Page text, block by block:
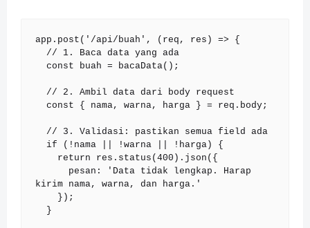
app.post('/api/buah', (req, res) => {
kirim nama, warna, dan harga.'